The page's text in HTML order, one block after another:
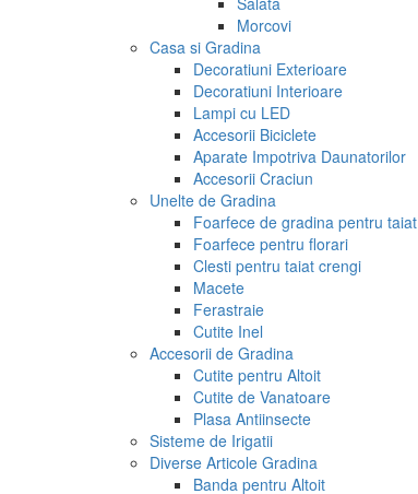
Morcovi
Casa si Gradina
Decoratiuni Exterioare
Decoratiuni Interioare
Lampi cu LED
Accesorii Biciclete
Aparate Impotriva Daunatorilor
Accesorii Craciun
Unelte de Gradina
Foarfece de gradina pentru taiat
Foarfece pentru florari
Clesti pentru taiat crengi
Macete
Ferastraie
Cutite Inel
Accesorii de Gradina
Cutite pentru Altoit
Cutite de Vanatoare
Plasa Antiinsecte
Sisteme de Irigatii
Diverse Articole Gradina
Banda pentru Altoit